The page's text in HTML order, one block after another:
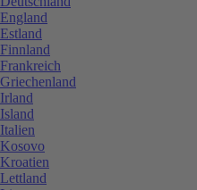
England
Estland
Finnland
Frankreich
Griechenland
Irland
Island
Italien
Kosovo
Kroatien
Lettland